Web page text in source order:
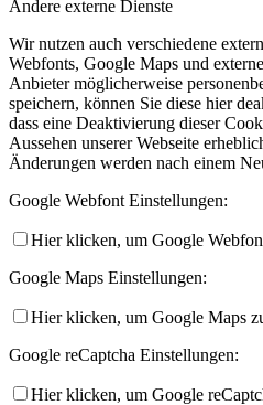
Andere externe Dienste
Wir nutzen auch verschiedene
Webfonts, Google Maps und
Anbieter möglicherweise
speichern, können Sie diese hier
dass eine Deaktivierung dieser
Aussehen unserer Webseite
Änderungen werden nach einem
Google Webfont Einstellungen:
Hier klicken, um Google
Google Maps Einstellungen:
Hier klicken, um Google Maps
Google reCaptcha Einstellungen:
Hier klicken, um Google